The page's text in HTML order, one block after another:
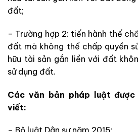
đất;
– Trường hợp 2: tiến hành thế
đất mà không thế chấp quyền
hữu tài sản gắn liền với đất
sử dụng đất.
Các văn bản pháp luật
viết: